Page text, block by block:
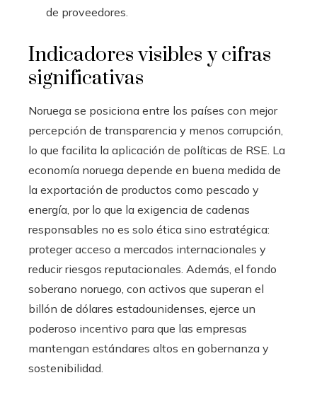
de proveedores.
Indicadores visibles y cifras
significativas
Noruega se posiciona entre los países con mejor
percepción de transparencia y menos corrupción,
lo que facilita la aplicación de políticas de RSE. La
economía noruega depende en buena medida de
la exportación de productos como pescado y
energía, por lo que la exigencia de cadenas
responsables no es solo ética sino estratégica:
proteger acceso a mercados internacionales y
reducir riesgos reputacionales. Además, el fondo
soberano noruego, con activos que superan el
billón de dólares estadounidenses, ejerce un
poderoso incentivo para que las empresas
mantengan estándares altos en gobernanza y
sostenibilidad.